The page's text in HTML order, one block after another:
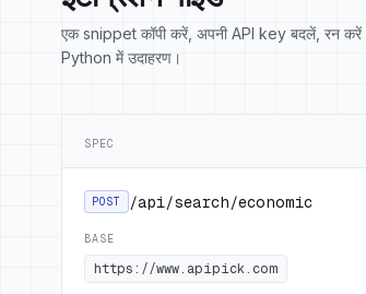
एक snippet कॉपी करें, अपनी API key बदलें, रन
Python में उदाहरण।
SPEC
POST /api/search/economic
BASE
https://www.apipick.com